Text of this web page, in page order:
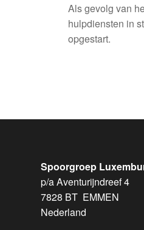
Als gevolg van
hulpdiensten in
opgestart.
Spoorgroep
p/a Aventurijndreef 4
7828 BT EMMEN
Nederland